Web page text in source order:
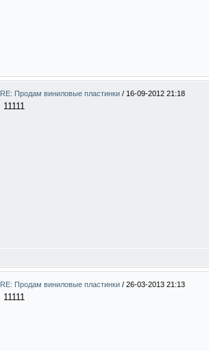
RE: Продам виниловые пластинки / 16-09-2012 21:18
11111
RE: Продам виниловые пластинки / 26-03-2013 21:13
11111